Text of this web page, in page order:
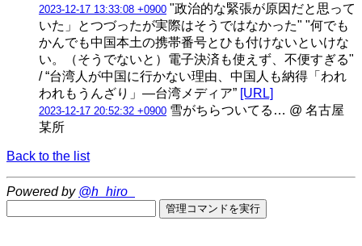
2023-12-17 13:33:08 +0900 "政治的な緊張が原因だと思って
いた」とつづったが実際はそうではなかった" "何でも
かんでも中国本土の携帯番号とひも付けないといけな
い。（そうでないと）電子決済も使えず、不便すぎる"
/ “台湾人が中国に行かない理由、中国人も納得「われ
われもうんざり」―台湾メディア” [URL]
2023-12-17 20:52:32 +0900 雪がちらついてる… @ 名古屋
某所
Back to the list
Powered by @h_hiro_